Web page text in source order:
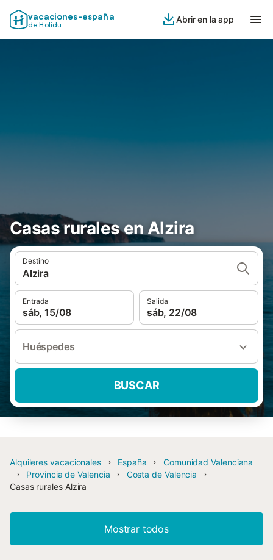
vacaciones-españa
de Holidu
Abrir en la app
Casas rurales en Alzira
Destino
Alzira
Entrada
sáb, 15/08
Salida
sáb, 22/08
Huéspedes
BUSCAR
Alquileres vacacionales España
Comunidad Valenciana
Provincia de Valencia
Costa de Valencia
Casas rurales Alzira
Mostrar todos